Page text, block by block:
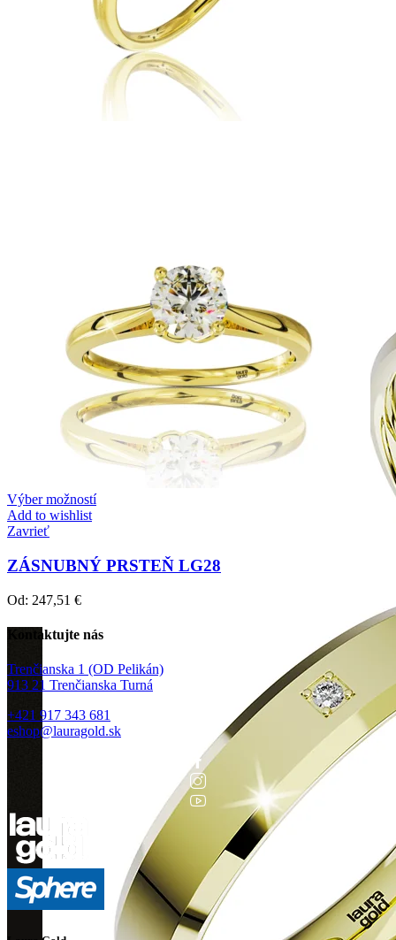
Výber možností
Add to wishlist
Zavrieť
ZÁSNUBNÝ PRSTEŇ LG28
Od: 247,51 €
Kontaktujte nás
Trenčianska 1 (OD Pelikán)
913 21 Trenčianska Turná
+421 917 343 681
eshop@lauragold.sk